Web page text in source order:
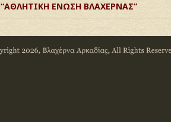
“ΑΘΛΗΤΙΚΗ ΕΝΩΣΗ ΒΛΑΧΕΡΝΑΣ”